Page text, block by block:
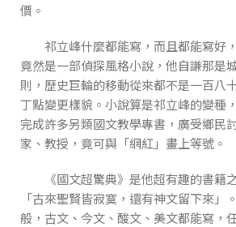
價。
祁立峰什麼都能寫，而且都能寫好，
竟然是一部偵探風格小說，他自謙那是
則，歷史巨輪的移動從來都不是一百八
丁點變更樣貌。小說算是祁立峰的變種
完成許多另類國文教學專書，廣受鄉民
家、教授，竟可與「網紅」畫上等號。
《國文超驚典》是他超有趣的書籍
「古來聖賢皆寂寞，還有神文留下來」
般，古文、今文、酸文、美文都能寫，